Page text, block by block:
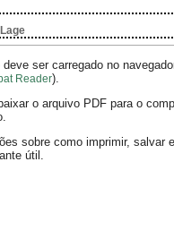
Lage
ser carregado no
Reader).
o arquivo PDF para o
sobre como imprimir,
útil.